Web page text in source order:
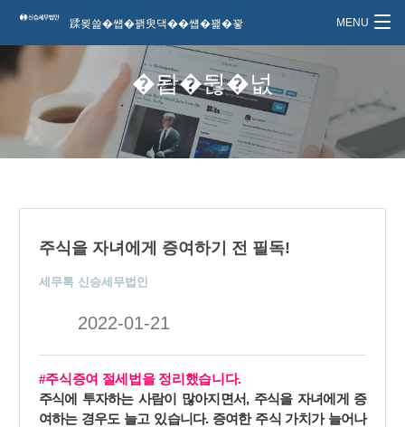
蹂묒쓽�썝�꽭臾댁��썝�꽱�꽣
�돱�뒪�넚
주식을 자녀에게 증여하기 전 필독!
세무톡 신승세무법인
2022-01-21
#주식증여 절세법을 정리했습니다.
주식에 투자하는 사람이 많아지면서, 주식을 자녀에게 증
여하는 경우도 늘고 있습니다. 증여한 주식 가치가 늘어나